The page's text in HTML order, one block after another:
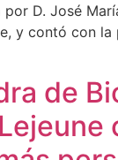
D. José
y contó con la
de